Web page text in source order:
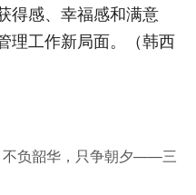
得感、幸福感和满意
理工作新局面。（韩西
不负韶华，只争朝夕——三